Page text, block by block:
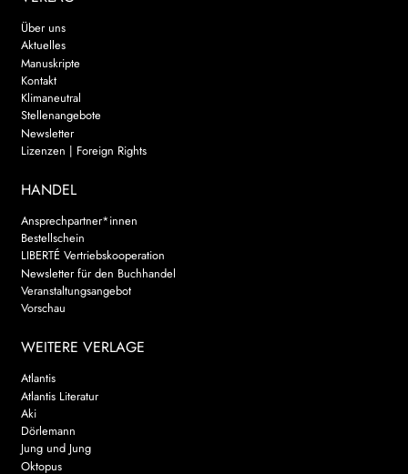
Über uns
Aktuelles
Manuskripte
Kontakt
Klimaneutral
Stellenangebote
Newsletter
Lizenzen | Foreign Rights
HANDEL
Ansprechpartner*innen
Bestellschein
LIBERTÉ Vertriebskooperation
Newsletter für den Buchhandel
Veranstaltungsangebot
Vorschau
WEITERE VERLAGE
Atlantis
Atlantis Literatur
Aki
Dörlemann
Jung und Jung
Oktopus